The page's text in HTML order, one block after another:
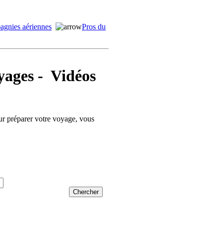
aériennes
Pros du
- Vidéos
préparer votre voyage, vous